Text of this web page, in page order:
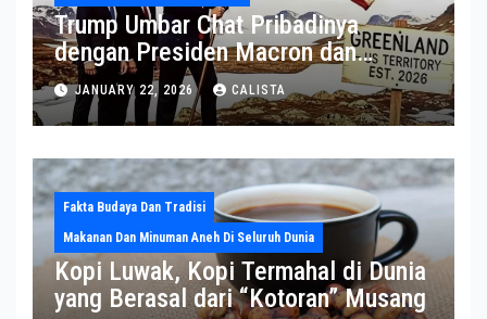
Trump Umbar Chat Pribadinya
dengan Presiden Macron dan
Sekjen NATO ke Medsos, Bahas Isu
Greenland
JANUARY 22, 2026 CALISTA
Fakta Budaya Dan Tradisi
Makanan Dan Minuman Aneh Di Seluruh Dunia
Kopi Luwak, Kopi Termahal di Dunia
yang Berasal dari “Kotoran” Musang